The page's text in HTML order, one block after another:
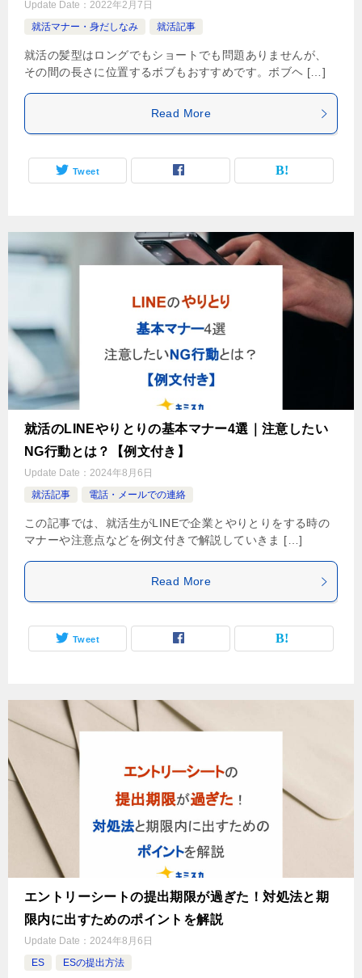
Update Date： 2022年2月7日
就活マナー・身だしなみ
就活記事
就活の髪型はロングでもショートでも問題ありませんが、
その間の長さに位置するボブもおすすめです。ボブヘ […]
Read More
Tweet
就活のLINEやりとりの基本マナー4選｜注意したい
NG行動とは？【例文付き】
Update Date： 2024年8月6日
就活記事
電話・メールでの連絡
この記事では、就活生がLINEで企業とやりとりをする時の
マナーや注意点などを例文付きで解説していきま […]
Read More
Tweet
エントリーシートの提出期限が過ぎた！対処法と期
限内に出すためのポイントを解説
Update Date： 2024年8月6日
ES
ESの提出方法